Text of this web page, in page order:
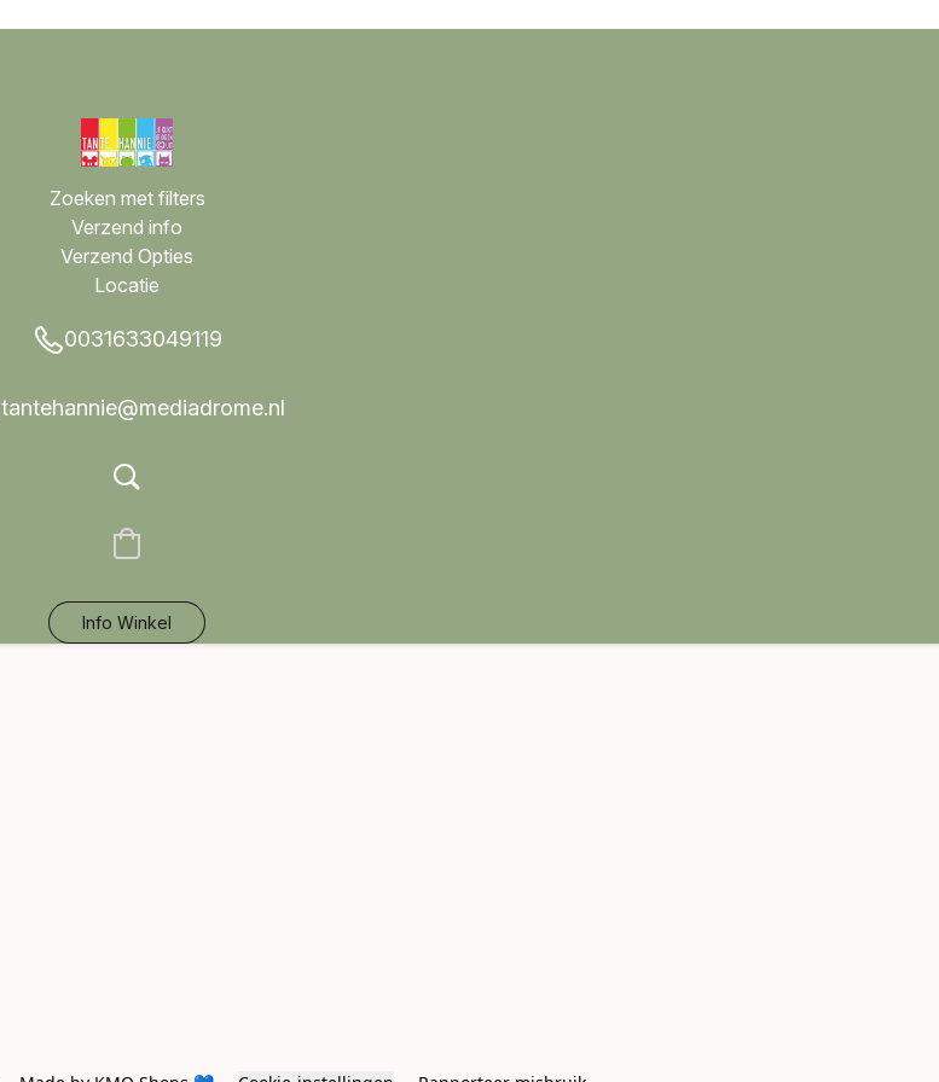
Zoeken met filters
Verzend info
Verzend Opties
Locatie
0031633049119
tantehannie@mediadrome.nl
Info Winkel